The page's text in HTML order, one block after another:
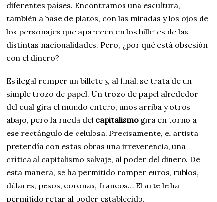
diferentes países. Encontramos una escultura,
también a base de platos, con las miradas y los ojos de
los personajes que aparecen en los billetes de las
distintas nacionalidades. Pero, ¿por qué está obsesión
con el dinero?
Es ilegal romper un billete y, al final, se trata de un
simple trozo de papel. Un trozo de papel alrededor
del cual gira el mundo entero, unos arriba y otros
abajo, pero la rueda del capitalismo gira en torno a
ese rectángulo de celulosa. Precisamente, el artista
pretendía con estas obras una irreverencia, una
crítica al capitalismo salvaje, al poder del dinero. De
esta manera, se ha permitido romper euros, rublos,
dólares, pesos, coronas, francos… El arte le ha
permitido retar al poder establecido.